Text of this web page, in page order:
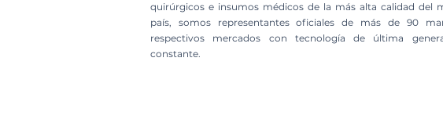
quirúrgicos e insumos médicos de la más alta calidad del
país, somos representantes oficiales de más de 90
respectivos mercados con tecnología de última
constante.